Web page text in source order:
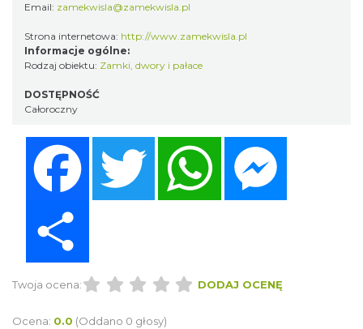
Email: zamekwisla@zamekwisla.pl
Strona internetowa: http://www.zamekwisla.pl
Informacje ogólne:
Rodzaj obiektu: Zamki, dwory i pałace
DOSTĘPNOŚĆ
Całoroczny
Twitter WhatsApp
Twoja ocena: DODAJ OCENĘ
Ocena: 0.0 (Oddano 0 głosy)